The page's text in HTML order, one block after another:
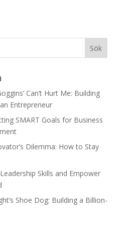
Can’t Hurt Me: Building
Entrepreneur
SMART Goals for Business
Dilemma: How to Stay
Skills and Empower
Shoe Dog: Building a Billion-